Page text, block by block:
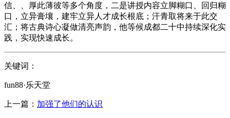
信、、厚此薄彼等多个角度，二是讲授内容立脚糊口、回归糊
口，立异膏壤，建牢立异人才成长根底；汗青取将来于此交
汇；将古典诗心凝做清亮声韵，他等候成都二十中持续深化实
践，实现快速成长。
关键词：
fun88·乐天堂
上一篇： 加强了他们的认识